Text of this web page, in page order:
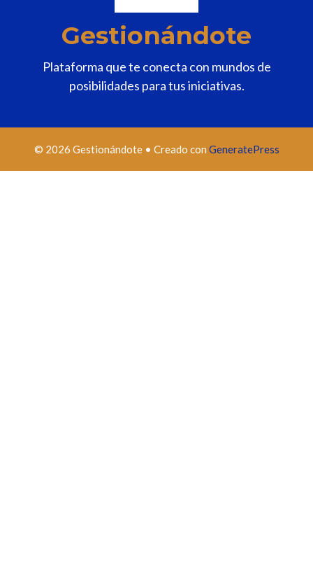
Gestionándote
Plataforma que te conecta con mundos de
posibilidades para tus iniciativas.
© 2026 Gestionándote• Creado con GeneratePress